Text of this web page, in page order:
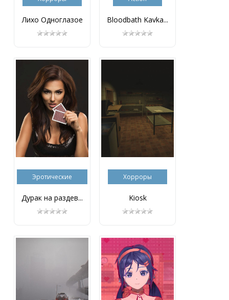
Лихо Одноглазое Bloodbath Kavka...
Эротические
Дурак на раздев...
Хорроры
Kiosk